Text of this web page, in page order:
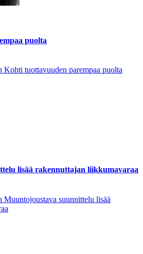
puolta
Kohti tuottavuuden parempaa puolta
lisää rakennuttajan liikkumavaraa
Muuntojoustava suunnittelu lisää